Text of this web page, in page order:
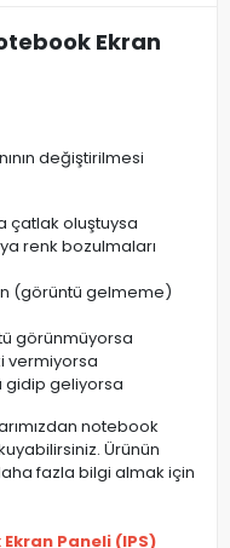
Ekran
değiştirilmesi
çatlak oluştuysa
renk bozulmaları
(görüntü gelmeme)
görünmüyorsa
vermiyorsa
gidip geliyorsa
notebook
Ürünün
fazla bilgi almak için
Paneli (IPS)